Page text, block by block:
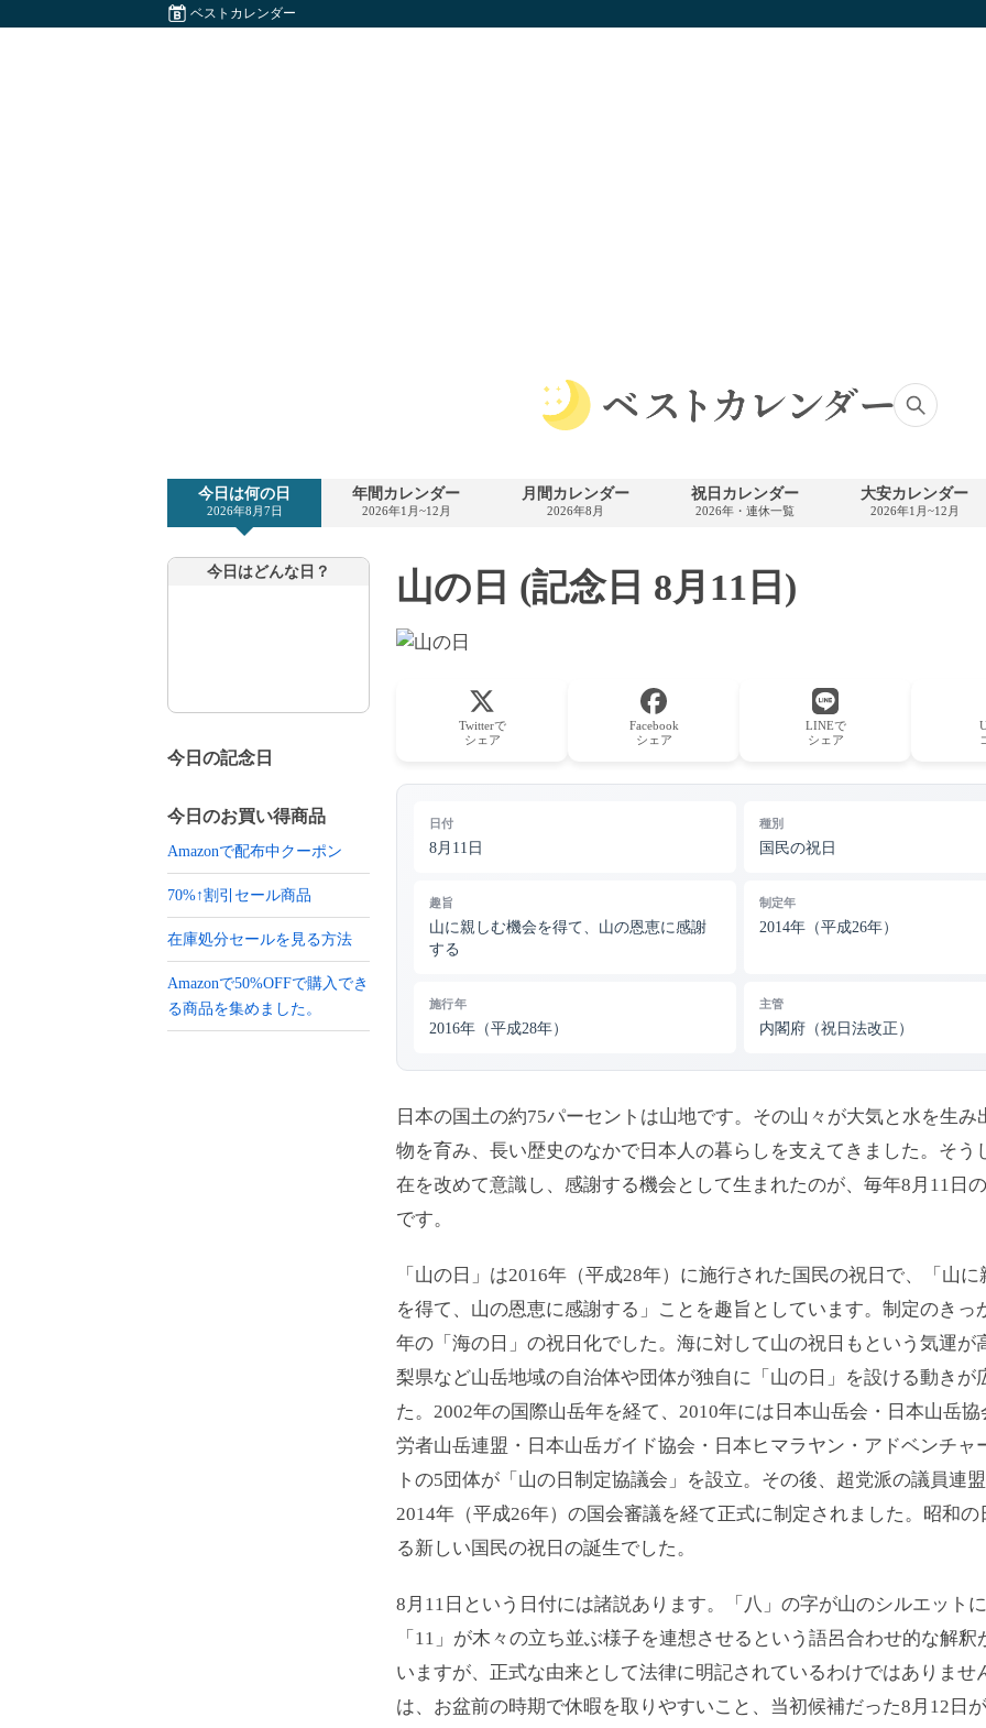
ベストカレンダー
カ
レ
ー
今日は何の日
2026年8月7日
年間カレンダー
2026年1月~12月
月間カレンダー
2026年8月
祝日カレンダー
2026年・連休一覧
大安カレンダー
2026年1月~12月
山の日 (記念日 8月11日)
Twitterで
シェア
Facebook
シェア
LINEで
シェア
日付
8月11日
種別
国民の祝日
趣旨
山に親しむ機会を得て、山の恩恵に感謝
する
制定年
2014年（平成26年）
施行年
2016年（平成28年）
主管
内閣府（祝日法改正）
日本の国土の約75パーセントは山地です。その山々が大気と水を生み
物を育み、長い歴史のなかで日本人の暮らしを支えてきました。そう
在を改めて意識し、感謝する機会として生まれたのが、毎年8月11日
です。
「山の日」は2016年（平成28年）に施行された国民の祝日で、「山
を得て、山の恩恵に感謝する」ことを趣旨としています。制定のきっ
年の「海の日」の祝日化でした。海に対して山の祝日もという気運が
梨県など山岳地域の自治体や団体が独自に「山の日」を設ける動きが
た。2002年の国際山岳年を経て、2010年には日本山岳会・日本山岳
労者山岳連盟・日本山岳ガイド協会・日本ヒマラヤン・アドベンチャ
トの5団体が「山の日制定協議会」を設立。その後、超党派の議員連
2014年（平成26年）の国会審議を経て正式に制定されました。昭和の
る新しい国民の祝日の誕生でした。
8月11日という日付には諸説あります。「八」の字が山のシルエット
「11」が木々の立ち並ぶ様子を連想させるという語呂合わせ的な解釈
いますが、正式な由来として法律に明記されているわけではありませ
は、お盆前の時期で休暇を取りやすいこと、当初候補だった8月12日
今日はどんな日？
今日の記念日
今日のお買い得商品
Amazonで配布中クーポン
70%↑割引セール商品
在庫処分セールを見る方法
Amazonで50%OFFで購入でき
る商品を集めました。